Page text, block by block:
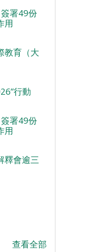
署49份
用
教育（大
行動
署49份
用
釋會逾三
查看全部